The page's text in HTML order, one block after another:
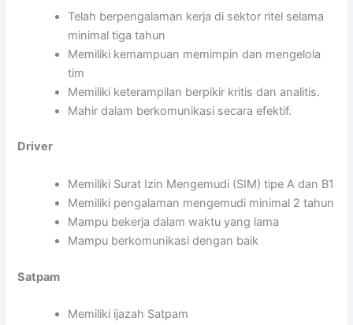
Telah berpengalaman kerja di sektor ritel selama
minimal tiga tahun
Memiliki kemampuan memimpin dan mengelola
tim
Memiliki keterampilan berpikir kritis dan analitis.
Mahir dalam berkomunikasi secara efektif.
Driver
Memiliki Surat Izin Mengemudi (SIM) tipe A dan B1
Memiliki pengalaman mengemudi minimal 2 tahun
Mampu bekerja dalam waktu yang lama
Mampu berkomunikasi dengan baik
Satpam
Memiliki ijazah Satpam